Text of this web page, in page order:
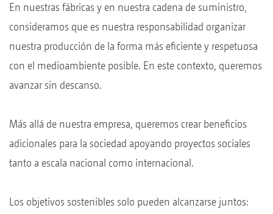
En nuestras fábricas y en nuestra cadena de suministro,
consideramos que es nuestra responsabilidad organizar
nuestra producción de la forma más eficiente y respetuosa
con el medioambiente posible. En este contexto, queremos
avanzar sin descanso.
Más allá de nuestra empresa, queremos crear beneficios
adicionales para la sociedad apoyando proyectos sociales
tanto a escala nacional como internacional.
Los objetivos sostenibles solo pueden alcanzarse juntos: